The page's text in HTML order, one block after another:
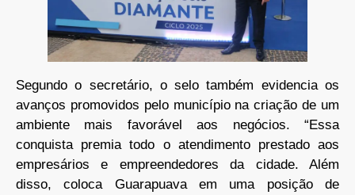
Segundo o secretário, o selo também evidencia os
avanços promovidos pelo município na criação de um
ambiente mais favorável aos negócios. “Essa
conquista premia todo o atendimento prestado aos
empresários e empreendedores da cidade. Além
disso, coloca Guarapuava em uma posição de